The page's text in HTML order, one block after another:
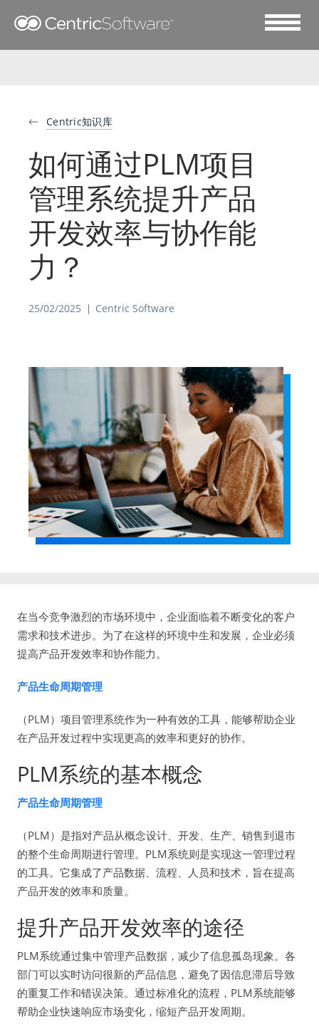
Centric知识库
如何通过PLM项目
管理系统提升产品
开发效率与协作能
力？
25/02/2025 Centric Software
在当今竞争激烈的市场环境中，企业面临着不断变化的客户
需求和技术进步。为了在这样的环境中生和发展，企业必须
提高产品开发效率和协作能力。
产品生命周期管理
（PLM）项目管理系统作为一种有效的工具，能够帮助企业
在产品开发过程中实现更高的效率和更好的协作。
PLM系统的基本概念
产品生命周期管理
（PLM）是指对产品从概念设计、开发、生产、销售到退市
的整个生命周期进行管理。PLM系统则是实现这一管理过程
的工具。它集成了产品数据、流程、人员和技术，旨在提高
产品开发的效率和质量。
提升产品开发效率的途径
PLM系统通过集中管理产品数据，减少了信息孤岛现象。各
部门可以实时访问很新的产品信息，避免了因信息滞后导致
的重复工作和错误决策。通过标准化的流程，PLM系统能够
帮助企业快速响应市场变化，缩短产品开发周期。